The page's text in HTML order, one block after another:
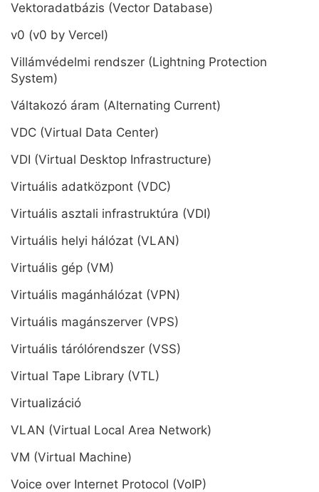
Vektoradatbázis (Vector Database)
v0 (v0 by Vercel)
Villámvédelmi rendszer (Lightning Protection
System)
Váltakozó áram (Alternating Current)
VDC (Virtual Data Center)
VDI (Virtual Desktop Infrastructure)
Virtuális adatközpont (VDC)
Virtuális asztali infrastruktúra (VDI)
Virtuális helyi hálózat (VLAN)
Virtuális gép (VM)
Virtuális magánhálózat (VPN)
Virtuális magánszerver (VPS)
Virtuális tárólórendszer (VSS)
Virtual Tape Library (VTL)
Virtualizáció
VLAN (Virtual Local Area Network)
VM (Virtual Machine)
Voice over Internet Protocol (VoIP)